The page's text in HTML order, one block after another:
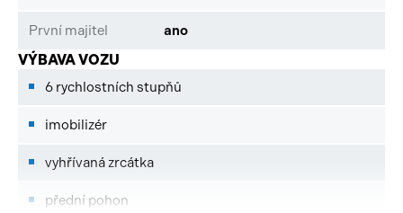
První majitel ano
VÝBAVA VOZU
6 rychlostních stupňů
imobilizér
vyhřívaná zrcátka
přední pohon